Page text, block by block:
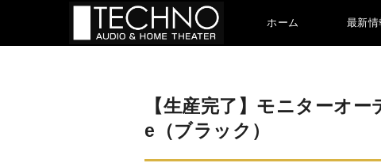
ホーム 最新情
【生産完了】モニターオ
e（ブラック）